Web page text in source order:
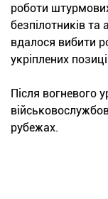
роботи
безпілотників та
вдалося вибити
укріплених
Після вогневого
рубежах.